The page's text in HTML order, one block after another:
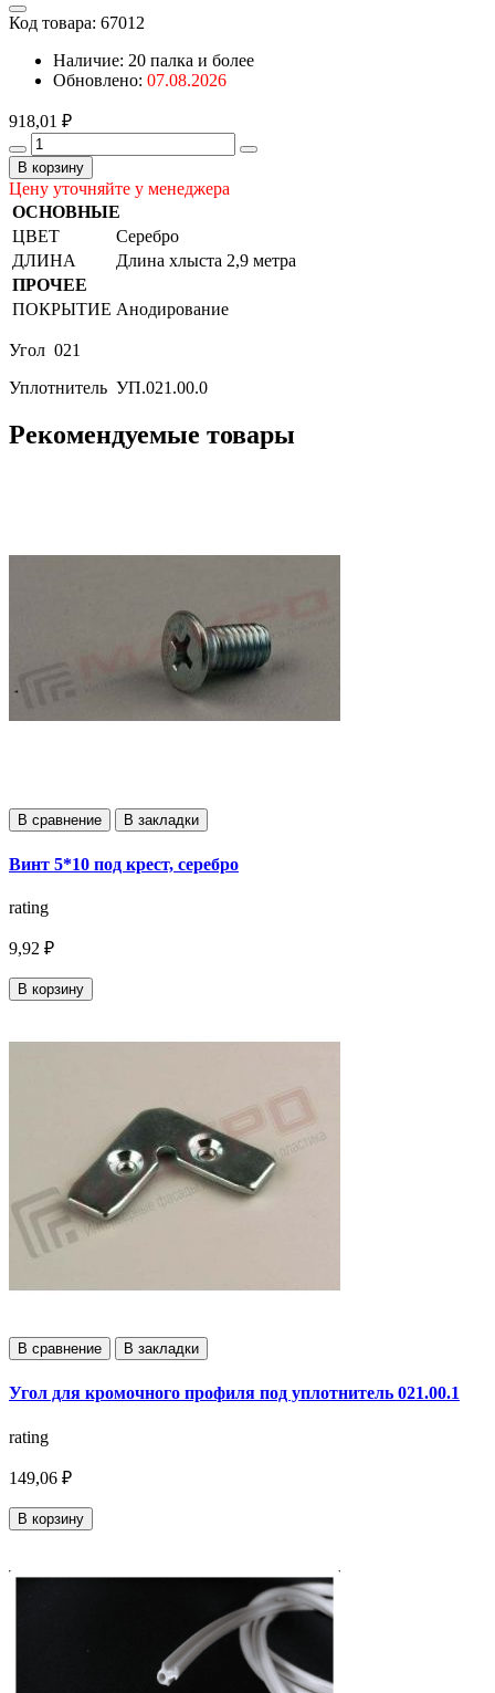
Код товара: 67012
Наличие: 20 палка и более
Обновлено: 07.08.2026
918,01 ₽
В корзину
Цену уточняйте у менеджера
ОСНОВНЫЕ
ЦВЕТ
Серебро
ДЛИНА
Длина хлыста 2,9 метра
ПРОЧЕЕ
ПОКРЫТИЕ Анодирование
Угол 021
Уплотнитель УП.021.00.0
Рекомендуемые товары
В сравнение В закладки
Винт 5*10 под крест, серебро
rating
9,92 ₽
В корзину
В сравнение В закладки
Угол для кромочного профиля под уплотнитель 021.00.1
rating
149,06 ₽
В корзину